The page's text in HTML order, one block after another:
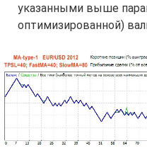
указанными выше
оптимизированной)